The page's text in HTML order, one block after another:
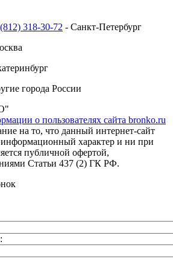
318-30-72 - Санкт-Петербург
города России
о пользователях сайта bronko.ru
на то, что данный интернет-сайт
характер и ни при
публичной офертой,
Статьи 437 (2) ГК РФ.